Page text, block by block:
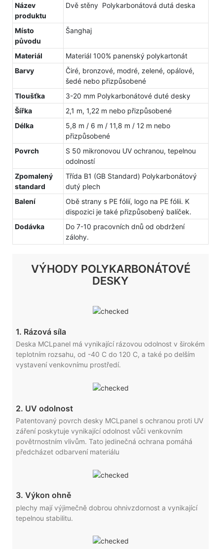
Název
produktu
Dvě stěny Polykarbonátová dutá deska
Místo
původu
Šanghaj
Materiál
Materiál 100% panenský polykartonát
Barvy
Čiré, bronzové, modré, zelené, opálové,
šedé nebo přizpůsobené
Tloušťka
3-20 mm Polykarbonátové duté desky
Šířka
2,1 m, 1,22 m nebo přizpůsobené
Délka
5,8 m / 6 m / 11,8 m / 12 m nebo
přizpůsobené
Povrch
S 50 mikronovou UV ochranou, tepelnou
odolností
Zpomalený
standard
Třída B1 (GB Standard) Polykarbonátový
dutý plech
Balení
Obě strany s PE fólií, logo na PE fólii. K
dispozici je také přizpůsobený balíček.
Dodávka
Do 7-10 pracovních dnů od obdržení
zálohy.
VÝHODY POLYKARBONÁTOVÉ
DESKY
1. Rázová síla
Deska MCLpanel má vynikající rázovou odolnost v širokém
teplotním rozsahu, od -40 C do 120 C, a také po delším
vystavení venkovnímu prostředí.
2. UV odolnost
Patentovaný povrch desky MCLpanel s ochranou proti UV
záření poskytuje vynikající odolnost vůči venkovním
povětrnostním vlivům. Tato jedinečná ochrana pomáhá
předcházet odbarvení materiálu
3. Výkon ohně
plechy mají výjimečně dobrou ohnivzdornost a vynikající
tepelnou stabilitu.